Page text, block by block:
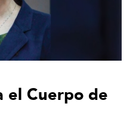
el Cuerpo de